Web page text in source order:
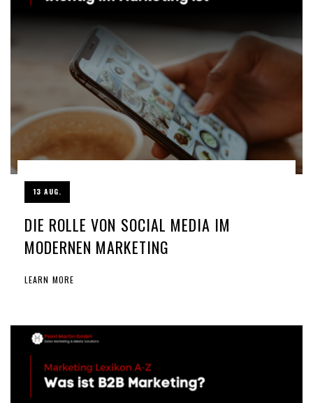
13 AUG.
DIE ROLLE VON SOCIAL MEDIA IM
MODERNEN MARKETING
LEARN MORE